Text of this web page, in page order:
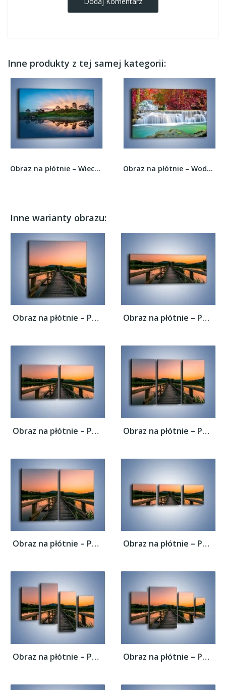
Inne produkty z tej samej kategorii:
Obraz na płótnie – Wieczór wśród zieleni –... Obraz na płótnie – Wodospad wśród czerwieni –...
Inne warianty obrazu:
Obraz na płótnie – Pewnym krokiem na druga... Obraz na płótnie – Pewnym krokiem na druga...
Obraz na płótnie – Pewnym krokiem na druga... Obraz na płótnie – Pewnym krokiem na druga...
Obraz na płótnie – Pewnym krokiem na druga... Obraz na płótnie – Pewnym krokiem na druga...
Obraz na płótnie – Pewnym krokiem na druga... Obraz na płótnie – Pewnym krokiem na druga...